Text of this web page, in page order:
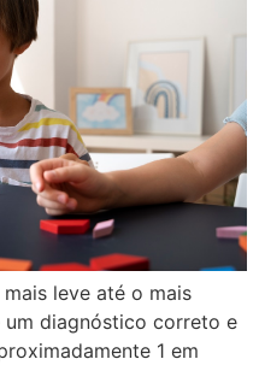
leve até o mais
diagnóstico correto e
1 em